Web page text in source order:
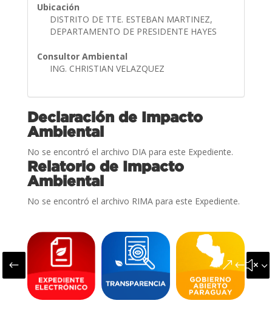
Ubicación
DISTRITO DE TTE. ESTEBAN MARTINEZ,
DEPARTAMENTO DE PRESIDENTE HAYES
Consultor Ambiental
ING. CHRISTIAN VELAZQUEZ
Declaración de Impacto
Ambiental
No se encontró el archivo DIA para este Expediente.
Relatorio de Impacto
Ambiental
No se encontró el archivo RIMA para este Expediente.
#